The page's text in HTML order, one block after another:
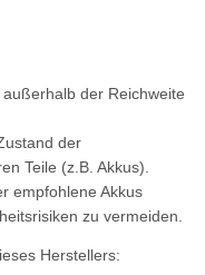
der Reichweite
der
Teile (z.B. Akkus).
empfohlene Akkus
zu vermeiden.
Herstellers: